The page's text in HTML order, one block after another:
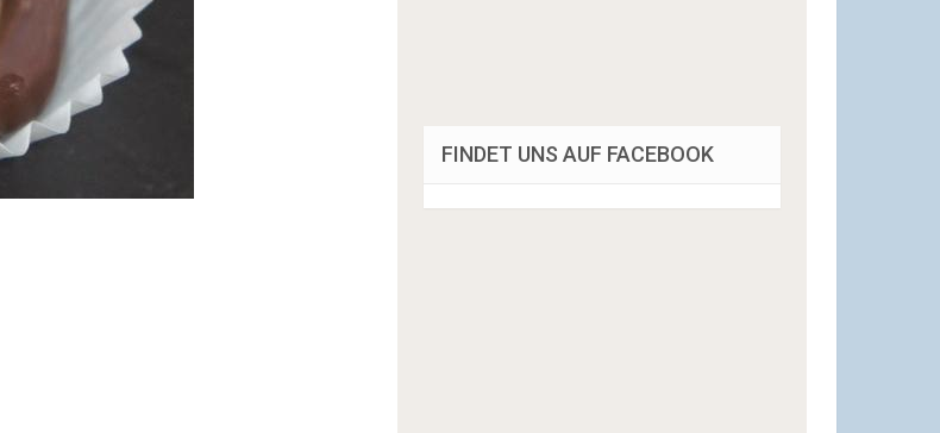
FINDET UNS AUF FACEBOOK